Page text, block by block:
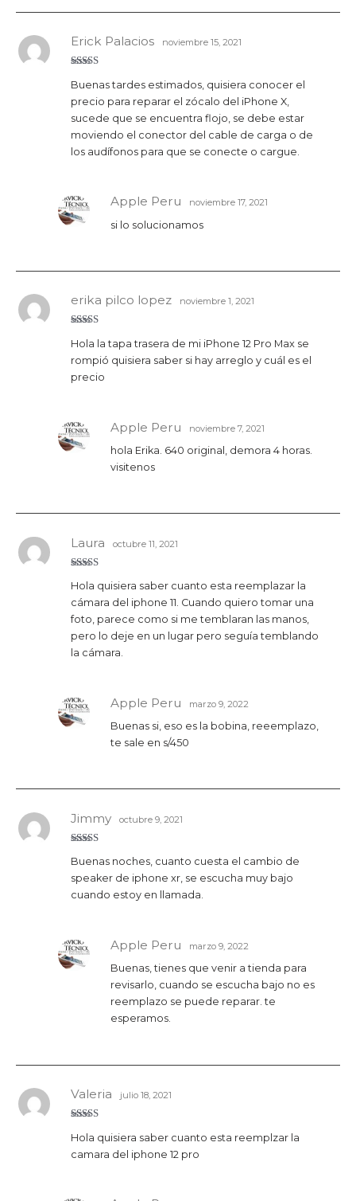
con4de
Erick Palacios noviembre 15, 2021
Buenas tardes estimados, quisiera conocer el
precio para reparar el zócalo del iPhone X,
sucede que se encuentra flojo, se debe estar
moviendo el conector del cable de carga o de
los audífonos para que se conecte o cargue.
Apple Peru noviembre 17, 2021
si lo solucionamos
con5 de 5
erika pilco lopez noviembre 1, 2021
Hola la tapa trasera de mi iPhone 12 Pro Max se
rompió quisiera saber si hay arreglo y cuál es el
precio
Apple Peru noviembre 7, 2021
hola Erika. 640 original, demora 4 horas.
visitenos
con5 de 5
Laura octubre 11, 2021
Hola quisiera saber cuanto esta reemplazar la
cámara del iphone 11. Cuando quiero tomar una
foto, parece como si me temblaran las manos,
pero lo deje en un lugar pero seguía temblando
la cámara.
Apple Peru marzo 9, 2022
Buenas si, eso es la bobina, reeemplazo,
te sale en s/450
con5de 5
Jimmy octubre 9, 2021
Buenas noches, cuanto cuesta el cambio de
speaker de iphone xr, se escucha muy bajo
cuando estoy en llamada.
Apple Peru marzo 9, 2022
Buenas, tienes que venir a tienda para
revisarlo, cuando se escucha bajo no es
reemplazo se puede reparar. te
esperamos.
con4 de
Valeria julio 18, 2021
Hola quisiera saber cuanto esta reemplzar la
camara del iphone 12 pro